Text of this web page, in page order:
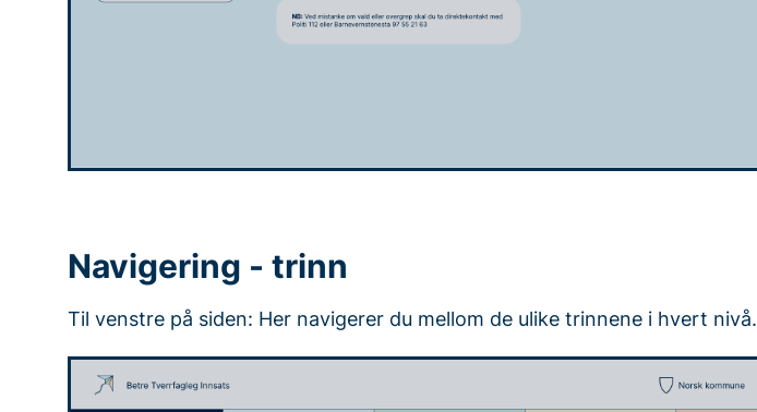
Navigering - trinn
Til venstre på siden: Her navigerer du mellom de ulike trinnene i hvert nivå.